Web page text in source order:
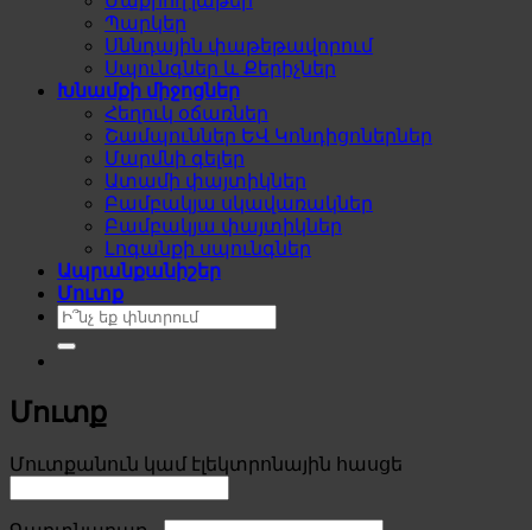
Պարկեր
Սննդային փաթեթավորում
Սպունգներ և Քերիչներ
Խնամքի միջոցներ
Հեղուկ օճառներ
Շամպուններ ԵՎ Կոնդիցոներներ
Մարմնի գելեր
Ատամի փայտիկներ
Բամբակյա սկավառակներ
Բամբակյա փայտիկներ
Լոգանքի սպունգներ
Ապրանքանիշեր
Մուտք
Search
for:
Մուտք
Մուտքանուն կամ էլեկտրոնային հասցե